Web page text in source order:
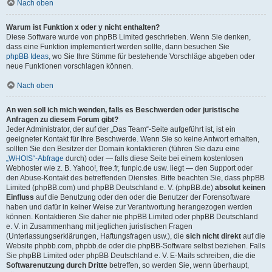
Nach oben
Warum ist Funktion x oder y nicht enthalten?
Diese Software wurde von phpBB Limited geschrieben. Wenn Sie denken,
dass eine Funktion implementiert werden sollte, dann besuchen Sie
phpBB Ideas, wo Sie Ihre Stimme für bestehende Vorschläge abgeben oder
neue Funktionen vorschlagen können.
Nach oben
An wen soll ich mich wenden, falls es Beschwerden oder juristische
Anfragen zu diesem Forum gibt?
Jeder Administrator, der auf der „Das Team“-Seite aufgeführt ist, ist ein
geeigneter Kontakt für Ihre Beschwerde. Wenn Sie so keine Antwort erhalten,
sollten Sie den Besitzer der Domain kontaktieren (führen Sie dazu eine
„WHOIS“-Abfrage durch) oder — falls diese Seite bei einem kostenlosen
Webhoster wie z. B. Yahoo!, free.fr, funpic.de usw. liegt — den Support oder
den Abuse-Kontakt des betreffenden Dienstes. Bitte beachten Sie, dass phpBB
Limited (phpBB.com) und phpBB Deutschland e. V. (phpBB.de) absolut keinen
Einfluss auf die Benutzung oder den oder die Benutzer der Forensoftware
haben und dafür in keiner Weise zur Verantwortung herangezogen werden
können. Kontaktieren Sie daher nie phpBB Limited oder phpBB Deutschland
e. V. in Zusammenhang mit jeglichen juristischen Fragen
(Unterlassungserklärungen, Haftungsfragen usw.), die sich nicht direkt auf die
Website phpbb.com, phpbb.de oder die phpBB-Software selbst beziehen. Falls
Sie phpBB Limited oder phpBB Deutschland e. V. E-Mails schreiben, die die
Softwarenutzung durch Dritte betreffen, so werden Sie, wenn überhaupt,